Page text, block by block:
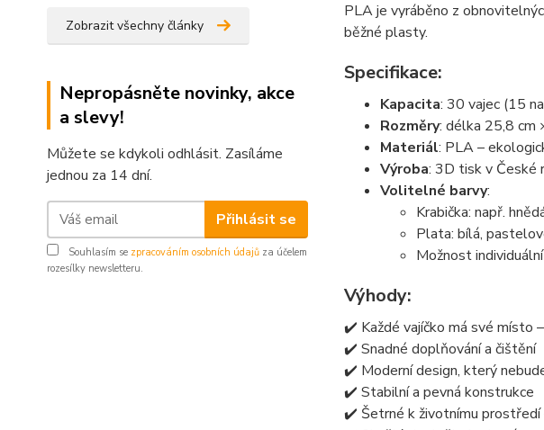
Zobrazit všechny články
Nepropásněte novinky, akce
a slevy!
Můžete se kdykoli odhlásit. Zasíláme
jednou za 14 dní.
Přihlásit se
Souhlasím se zpracováním osobních údajů za účelem
rozesílky newsletteru.
PLA je vyráběno z
běžné plasty.
Specifikace:
Kapacita: 30 vajec (15
Rozměry: délka 25,8 cm
Materiál: PLA –
Výroba: 3D tisk v České
Volitelné barvy:
Krabička: např.
Plata: bílá,
Možnost
Výhody:
✔️ Každé vajíčko má své místo
✔️ Snadné doplňování a čištění
✔️ Moderní design, který
✔️ Stabilní a pevná konstrukce
✔️ Šetrné k životnímu